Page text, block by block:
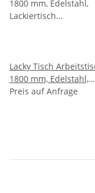
Lacky Tisch
1800 mm, Edelstahl,
Lackiertisch und
Preis auf Anfrage